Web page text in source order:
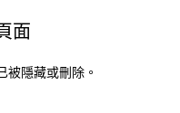
面
被隱藏或刪除。